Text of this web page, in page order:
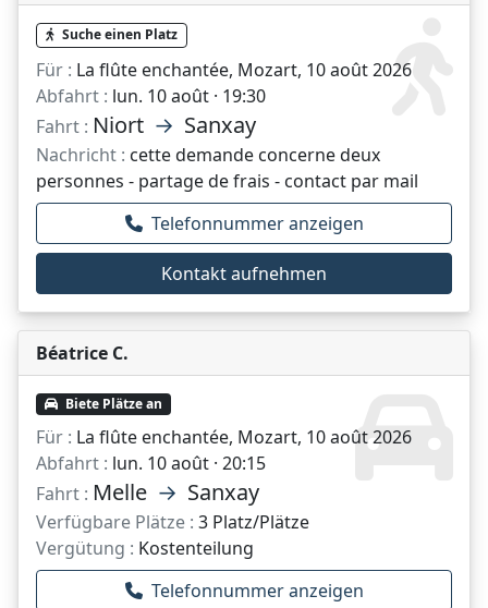
Suche einen Platz
Für : La flûte enchantée, Mozart, 10 août 2026
Abfahrt : lun. 10 août · 19:30
Fahrt : Niort → Sanxay
Nachricht : cette demande concerne deux
personnes - partage de frais - contact par mail
Telefonnummer anzeigen
Kontakt aufnehmen
Béatrice C.
Biete Plätze an
Für : La flûte enchantée, Mozart, 10 août 2026
Abfahrt : lun. 10 août · 20:15
Fahrt : Melle → Sanxay
Verfügbare Plätze : 3 Platz/Plätze
Vergütung : Kostenteilung
Telefonnummer anzeigen